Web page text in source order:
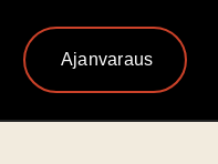
Ajanvaraus